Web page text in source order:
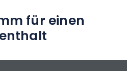
für einen